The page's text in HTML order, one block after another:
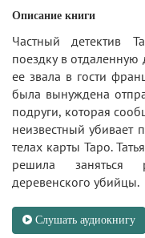
Описание книги
Частный детектив
поездку в
ее звала в гости
была вынуждена
подруги, которая
неизвестный
телах карты Таро.
решила заняться
деревенского убийцы.
Слушать аудиокнигу